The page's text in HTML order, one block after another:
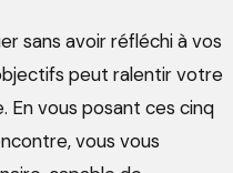
sans avoir réfléchi à vos
peut ralentir votre
En vous posant ces cinq
vous vous